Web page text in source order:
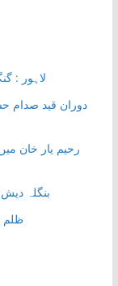
لاہور :
دوران قید صدام
رحیم یار خان
بنگلہ دیش
ظلم